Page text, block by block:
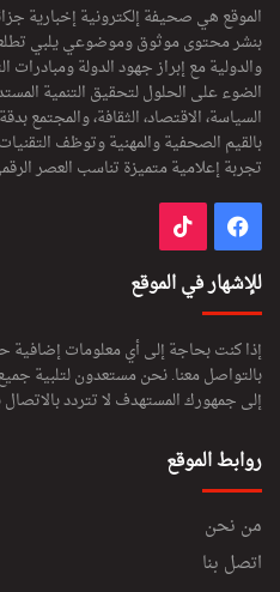
الموقع هي صحيفة إلكترونية إخبارية
بنشر محتوى موثوق وموضوعي يلبي
والدولية مع إبراز جهود الدولة
الضوء على الحلول لتحقيق التنمية
السياسة، الاقتصاد، الثقافة،
بالقيم الصحفية والمهنية وتوظف
تجربة إعلامية متميزة تناسب العصر
فيسبوك
للإشهار في الموقع
إذا كنت بحاجة إلى أي معلومات إضافية
بالتواصل معنا. نحن مستعدون لتلبية
إلى جمهورك المستهدف لا تتردد بالاتصال
روابط الموقع
من نحن
اتصل بنا